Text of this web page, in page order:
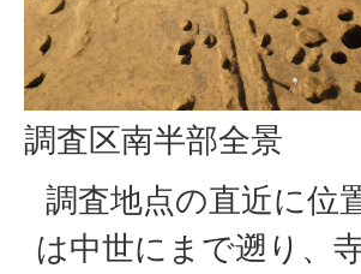
調査区南半部全景
調査地点の直近に位
は中世にまで遡り、